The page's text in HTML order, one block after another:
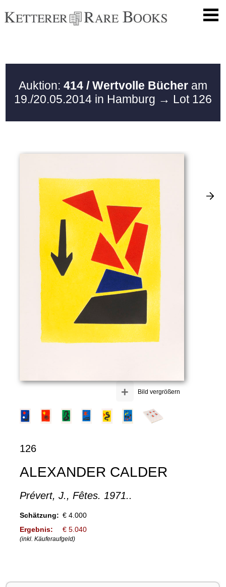
Auktion: 414 / Wertvolle Bücher am
19./20.05.2014 in Hamburg → Lot 126
Bild vergrößern
+
126
ALEXANDER CALDER
Prévert, J., Fêtes. 1971..
Schätzung: € 4.000
Ergebnis:
€ 5.040
(inkl. Käuferaufgeld)